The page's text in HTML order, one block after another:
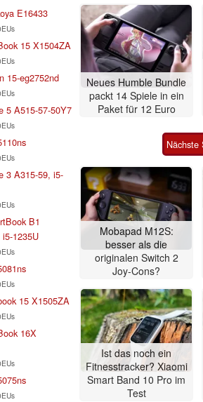
E16433
15 X1504ZA
15-eg2752nd
5 A515-57-50Y7
3 A315-59, i5-
B1
1235U
15 X1505ZA
16X
Neues Humble Bundle
packt 14 Spiele in ein
Paket für 12 Euro
Nächste
Mobapad M12S:
besser als die
originalen Switch 2
Joy-Cons?
Ist das noch ein
Fitnesstracker? Xiaomi
Smart Band 10 Pro im
Test